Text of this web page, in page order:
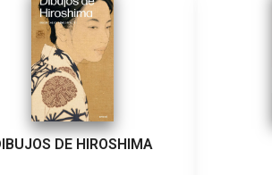
DE HIROSHIMA